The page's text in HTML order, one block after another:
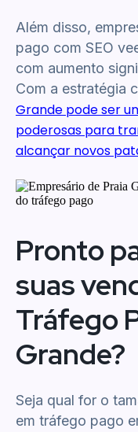
Além disso,
pago com SEO
com aumento
Com a estratégia
Grande pode ser
poderosas para
alcançar novos
Pronto
suas
Tráfego
Grande?
Seja qual for o
em tráfego pago